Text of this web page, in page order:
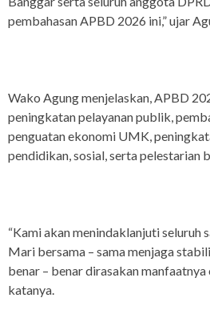
pembahasan APBD 2026 ini,” ujar
Wako Agung menjelaskan, APBD
peningkatan pelayanan publik,
penguatan ekonomi UMK,
pendidikan, sosial, serta pelestarian
“Kami akan menindaklanjuti seluruh
Mari bersama – sama menjaga
benar – benar dirasakan manfaatnya
katanya.